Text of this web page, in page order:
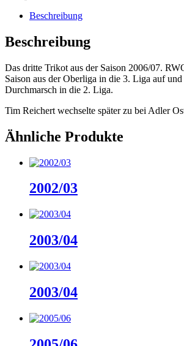
Beschreibung
Beschreibung
Das dritte Trikot aus der Saison 2006/07.
Saison aus der Oberliga in die 3. Liga auf und
Durchmarsch in die 2. Liga.
Tim Reichert wechselte später zu bei Adler
Ähnliche Produkte
2002/03
2003/04
2003/04